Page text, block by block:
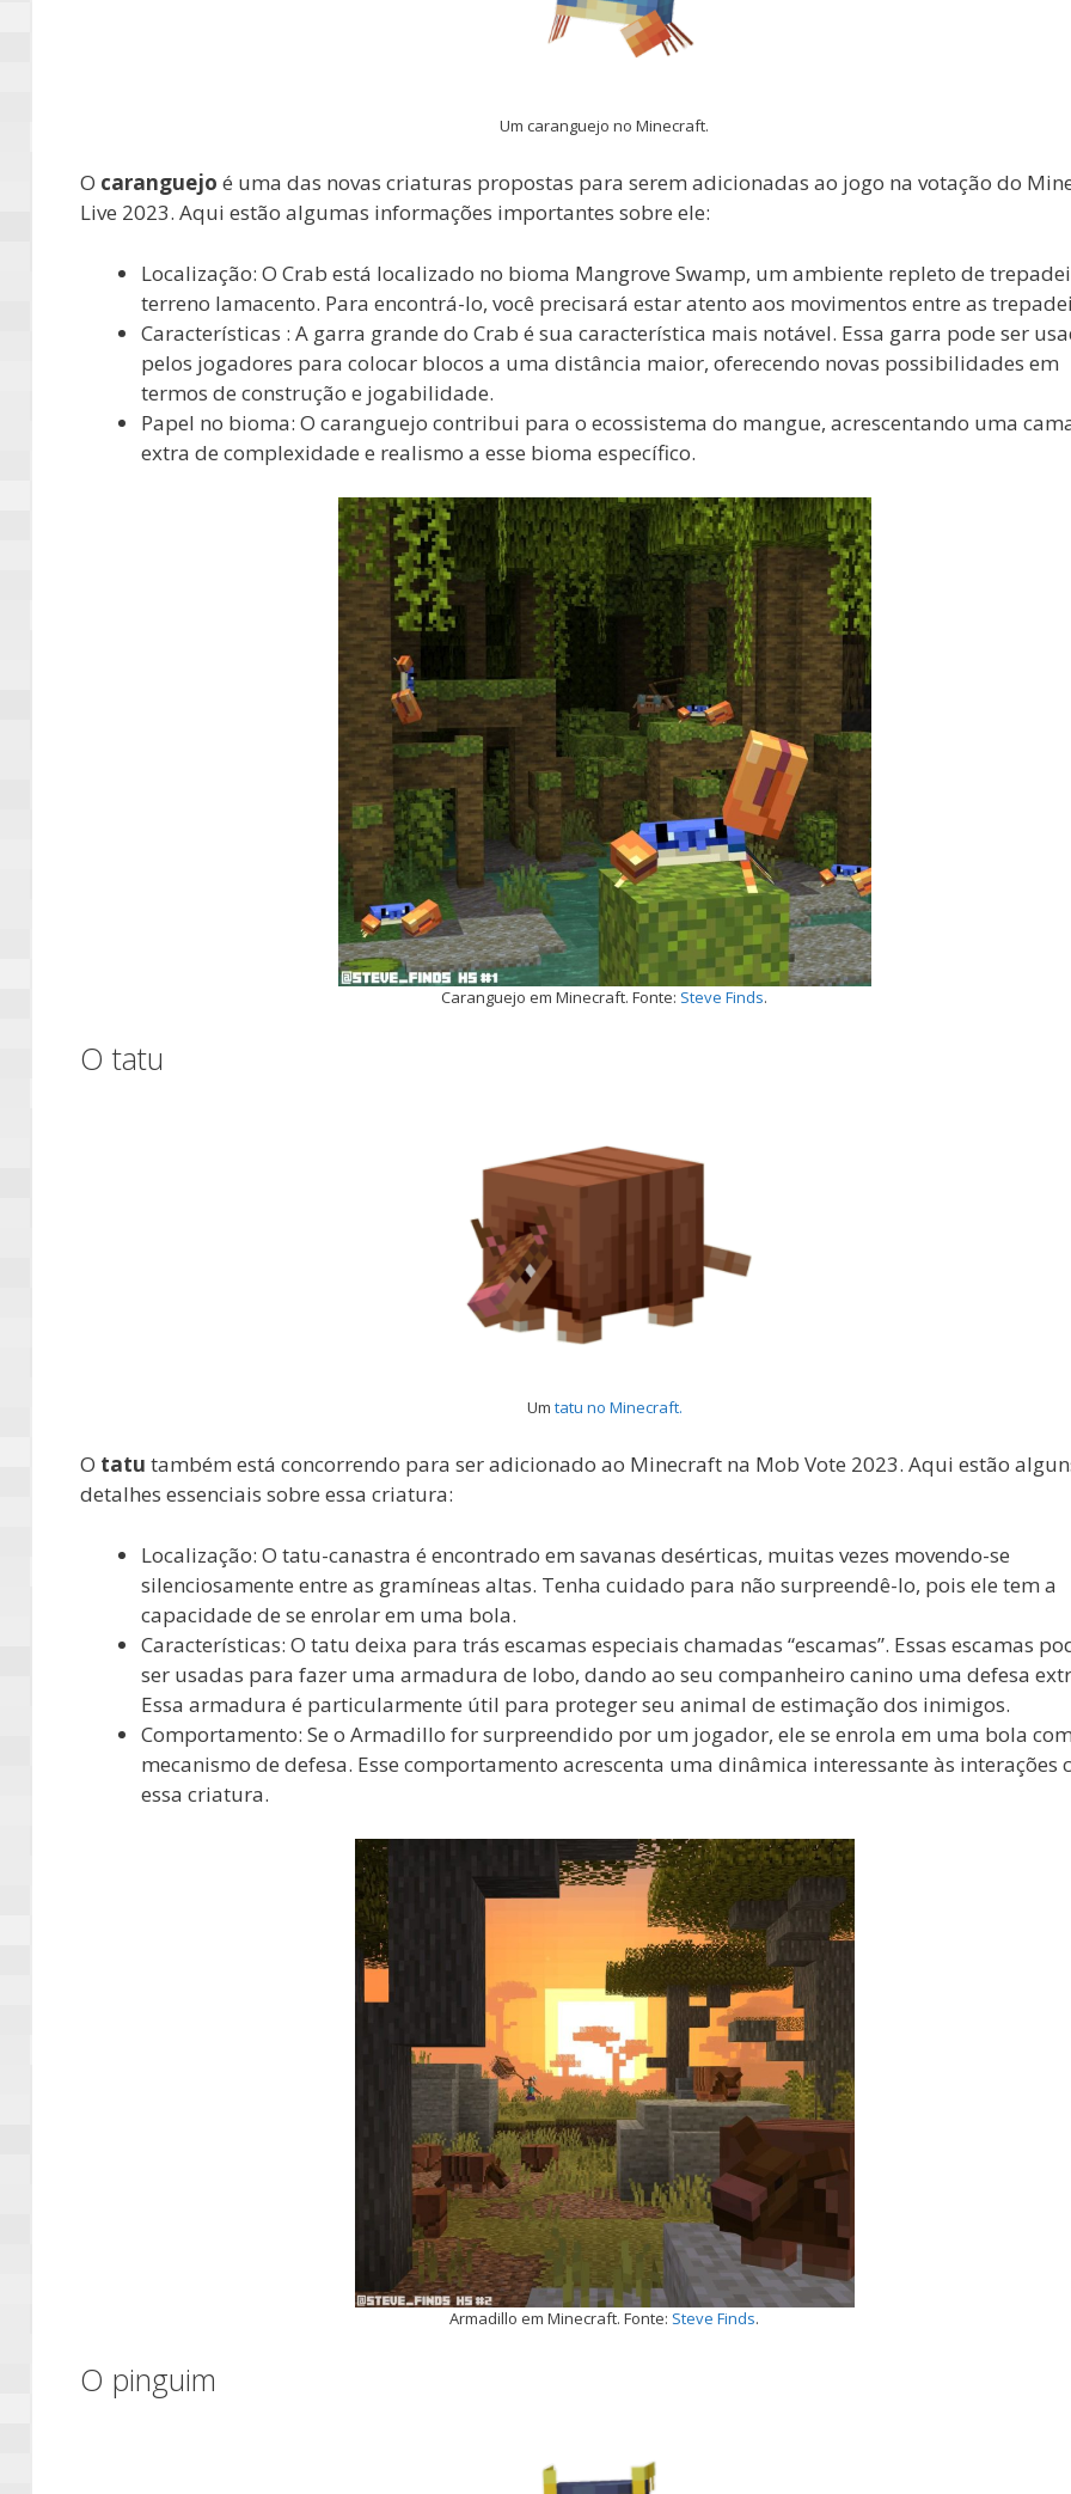
Um caranguejo no Minecraft.
O caranguejo é uma das novas criaturas propostas para serem adicionadas ao jogo na votação do
Live 2023. Aqui estão algumas informações importantes sobre ele:
Localização: O Crab está localizado no bioma Mangrove Swamp, um ambiente repleto de
terreno lamacento. Para encontrá-lo, você precisará estar atento aos movimentos entre as
Características : A garra grande do Crab é sua característica mais notável. Essa garra pode ser
pelos jogadores para colocar blocos a uma distância maior, oferecendo novas possibilidades em
termos de construção e jogabilidade.
Papel no bioma: O caranguejo contribui para o ecossistema do mangue, acrescentando uma
extra de complexidade e realismo a esse bioma específico.
Caranguejo em Minecraft. Fonte: Steve Finds.
O tatu
Um tatu no Minecraft.
O tatu também está concorrendo para ser adicionado ao Minecraft na Mob Vote 2023. Aqui estão
detalhes essenciais sobre essa criatura:
Localização: O tatu-canastra é encontrado em savanas desérticas, muitas vezes movendo-se
silenciosamente entre as gramíneas altas. Tenha cuidado para não surpreendê-lo, pois ele tem a
capacidade de se enrolar em uma bola.
Características: O tatu deixa para trás escamas especiais chamadas “escamas”. Essas escamas
ser usadas para fazer uma armadura de lobo, dando ao seu companheiro canino uma defesa
Essa armadura é particularmente útil para proteger seu animal de estimação dos inimigos.
Comportamento: Se o Armadillo for surpreendido por um jogador, ele se enrola em uma bola
mecanismo de defesa. Esse comportamento acrescenta uma dinâmica interessante às interações
essa criatura.
Armadillo em Minecraft. Fonte: Steve Finds.
O pinguim